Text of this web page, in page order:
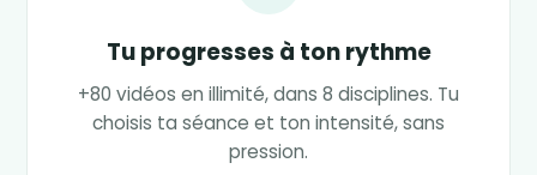
Tu progresses à ton rythme
+80 vidéos en illimité, dans 8 disciplines. Tu
choisis ta séance et ton intensité, sans
pression.